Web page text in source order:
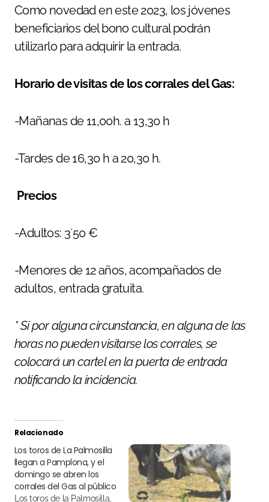
Como novedad en este 2023, los jóvenes
beneficiarios del bono cultural podrán
utilizarlo para adquirir la entrada.
Horario de visitas de los corrales del Gas:
-Mañanas de 11,00h. a 13,30 h
-Tardes de 16,30 h a 20,30 h.
Precios
-Adultos: 3´50 €
-Menores de 12 años, acompañados de
adultos, entrada gratuita.
* Si por alguna circunstancia, en alguna de las
horas no pueden visitarse los corrales, se
colocará un cartel en la puerta de entrada
notificando la incidencia.
Relacionado
Los toros de La Palmosilla
llegan a Pamplona, y el
domingo se abren los
corrales del Gas al público